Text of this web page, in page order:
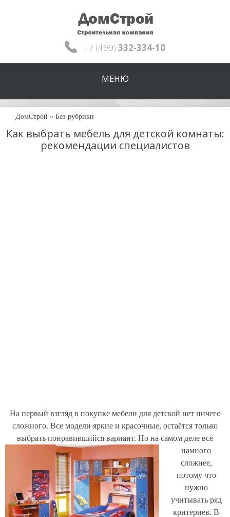
+7 (499) 332-334-10
МЕНЮ
ДомСтрой » Без рубрики
Как выбрать мебель для детской комнаты:
рекомендации специалистов
На первый взгляд в покупке мебели для детской нет ничего
сложного. Все модели яркие и красочные, остаётся только
выбрать понравившийся вариант. Но на самом деле всё
намного
сложнее,
потому что
нужно
учитывать ряд
критериев. В